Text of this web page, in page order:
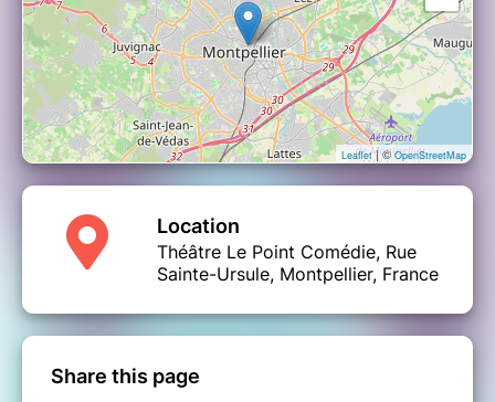
Leaflet| ©OpenStreetMap
Location
Théâtre Le Point Comédie, Rue
Sainte-Ursule, Montpellier, France
Share this page